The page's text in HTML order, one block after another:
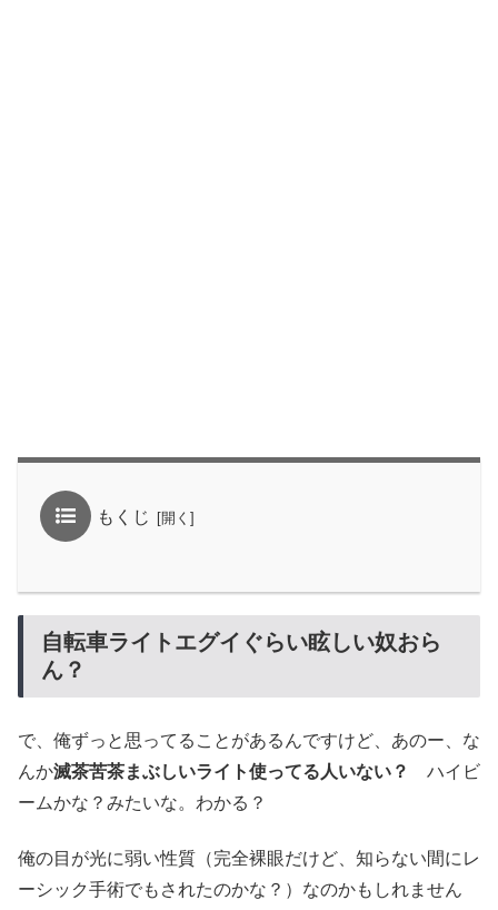
もくじ
自転車ライトエグイぐらい眩しい奴おら
ん？
で、俺ずっと思ってることがあるんですけど、あのー、な
んか滅茶苦茶まぶしいライト使ってる人いない？
ハイビ
ームかな？みたいな。わかる？
俺の目が光に弱い性質（完全裸眼だけど、知らない間にレ
ーシック手術でもされたのかな？）なのかもしれません